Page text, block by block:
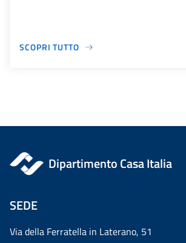
SCOPRI TUTTO
Dipartimento Casa Italia
SEDE
Via della Ferratella in Laterano, 51